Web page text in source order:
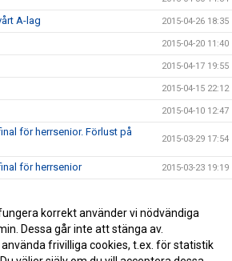
A-lag 2015-04-26 18:35
2015-04-20 11:40
2015-04-17 19:55
2015-04-15 22:12
2015-04-10 12:47
för herrsenior. Förlust på
2015-03-29 17:54
för herrsenior 2015-03-23 19:19
2015-03-13 10:10
2015-02-25 09:29
korrekt använder vi nödvändiga
Dessa går inte att stänga av.
använda frivilliga cookies, t.ex. för statistik